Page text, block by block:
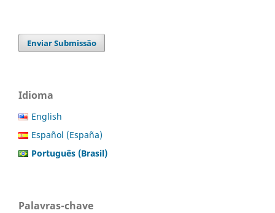
Enviar Submissão
Idioma
English
Español (España)
Português (Brasil)
Palavras-chave